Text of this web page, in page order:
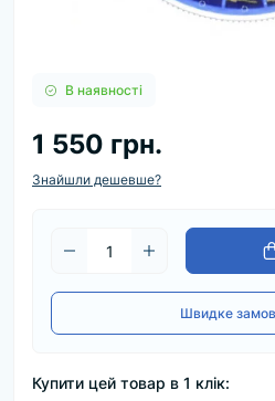
В наявності
1 550 грн.
Знайшли дешевше?
Швидке
Купити цей товар в 1 клік: